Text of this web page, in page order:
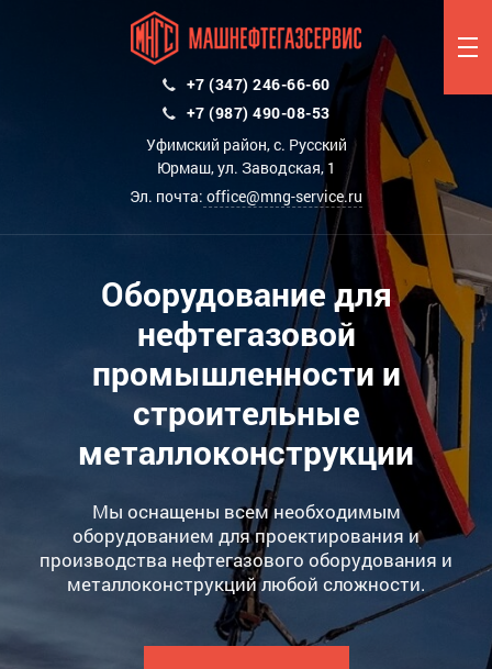
+7 (347) 246-66-60
+7 (987) 490-08-53
Уфимский район, с. Русский
Юрмаш, ул. Заводская, 1
Эл. почта: office@mng-service.ru
Оборудование для
нефтегазовой
промышленности и
строительные
металлоконструкции
Мы оснащены всем необходимым
оборудованием для проектирования и
производства нефтегазового оборудования и
металлоконструкций любой сложности.